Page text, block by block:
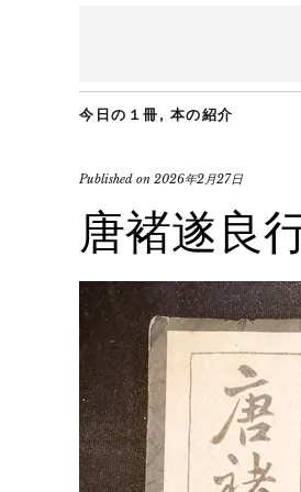
今日の１冊 , 本の紹介
Published on 2026年2月27日
唐褚遂良